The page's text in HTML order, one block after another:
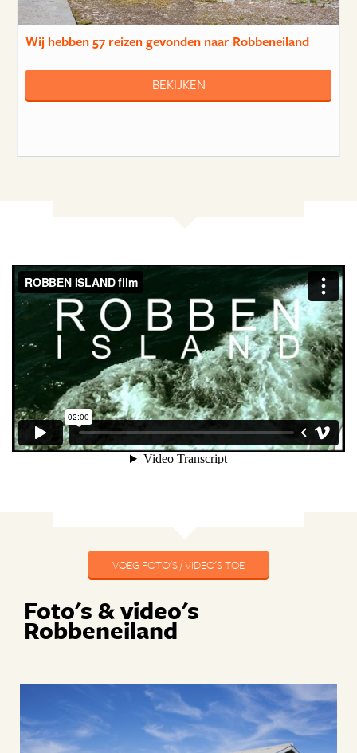
Wij hebben57 reizengevonden naar Robbeneiland
BEKIJKEN
VOEG FOTO'S / VIDEO'S TOE
Foto's & video's
Robbeneiland